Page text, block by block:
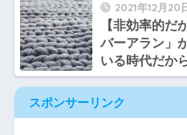
2021年12月20
【非効率的だ
バーアラン」
いる時代だか
認識したい【
スポンサーリンク